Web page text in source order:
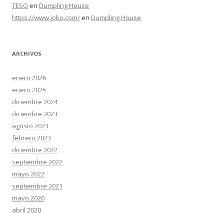
TESO en Dumpling House
https://www.joko.com/ en Dumpling House
ARCHIVOS
enero 2026
enero 2025
diciembre 2024
diciembre 2023
agosto 2023
febrero 2023
diciembre 2022
septiembre 2022
mayo 2022
septiembre 2021
mayo 2020
abril 2020